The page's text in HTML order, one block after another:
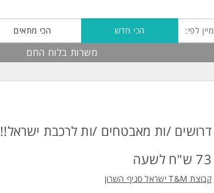
מיין לפי: הכי חדש הכי מתאים
משרות בלוח החם
דרושים /ות מאבטחים /ות לרכבת ישראל!!
73 ש"ח לשעה
קבוצת T&M ישראל סניף השרון